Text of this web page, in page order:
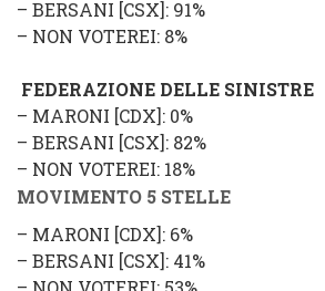
– BERSANI [CSX]: 91%
– NON VOTEREI: 8%
FEDERAZIONE DELLE SINISTRE
– MARONI [CDX]: 0%
– BERSANI [CSX]: 82%
– NON VOTEREI: 18%
MOVIMENTO 5 STELLE
– MARONI [CDX]: 6%
– BERSANI [CSX]: 41%